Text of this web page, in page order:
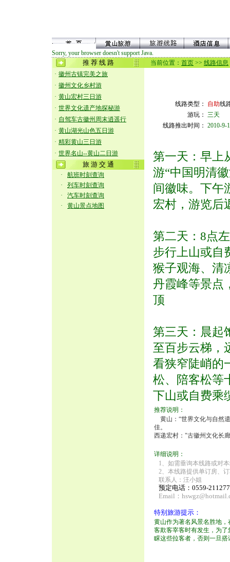
Sorry, your browser doesn't support Java.
推 荐 线 路
· 徽州古镇完美之旅
· 徽州文化乡村游
· 黄山宏村三日游
· 世界文化遗产地探秘游
· 自驾车古徽州周末逍遥行
· 黄山湖光山色五日游
· 精彩黄山三日游
· 世界名山--黄山二日游
旅 游 交 通
·
航班时刻查询
·
列车时刻查询
·
汽车时刻查询
·
黄山景点地图
当前位置： 首页 >> 线路信息
线路类型： 自助线
游玩： 三天
线路推出时间： 2010-9-1
第一天：早上
游“中国明清
间徽味。下
宏村，游览后
第二天：8点
步行上山或自
猴子观海、清
丹霞峰等景点
顶
第三天：晨起
至百步云梯，
看狭窄陡峭的
松、陪客松等
下山或自费乘
推荐说明：
黄山：“世界文化与自然
佳。
西递宏村："古徽州文化长
详细说明：
1、如需垂询本线路或对
2、本线路提供单订房、
联系人：汪小姐
预定电话：0559-
Email：
特别旅游提示：
黄山作为著名风景名胜地
客欺客宰客时有发生，为
睬这些拉客者，否则一旦搭